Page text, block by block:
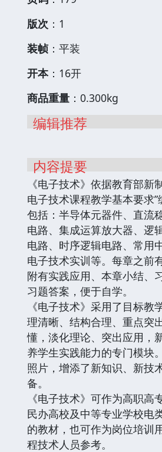
版次 ：1
装帧 ：平装
开本：16开
商品重量 ：0.300kg
编辑推荐
内容提要
《电子技术》依据教育部新
电子技术课程教学基本要求
包括：半导体元器件、直流
电路、集成运算放大器、逻
电路、时序逻辑电路、常用
电子技术实训等。每章之前
附有实践应用、本章小结、
习题答案，便于自学。
《电子技术》采用了目标教
理清晰、结构合理、重点突
懂，淡化理论、突出应用，
养学生实践能力的专门模块
照片，增添了新知识、新技
备。
《电子技术》可作为高职高
民办高校及中等专业学校电
的教材，也可作为岗位培训
程技术人员参考。